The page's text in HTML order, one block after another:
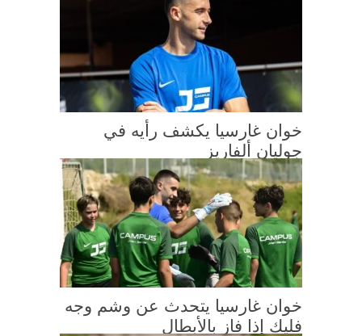
خوان غارسيا يكشف رأيه في
جوليان ألفاريز
خوان غارسيا يتحدث عن وشم وجه
فليك إذا فاز بالأبطال